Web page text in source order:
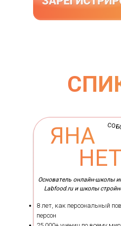
ЯНА
8 лет, как персональный
персон
Основатель онлайн-школы
Labfood.ru и школы